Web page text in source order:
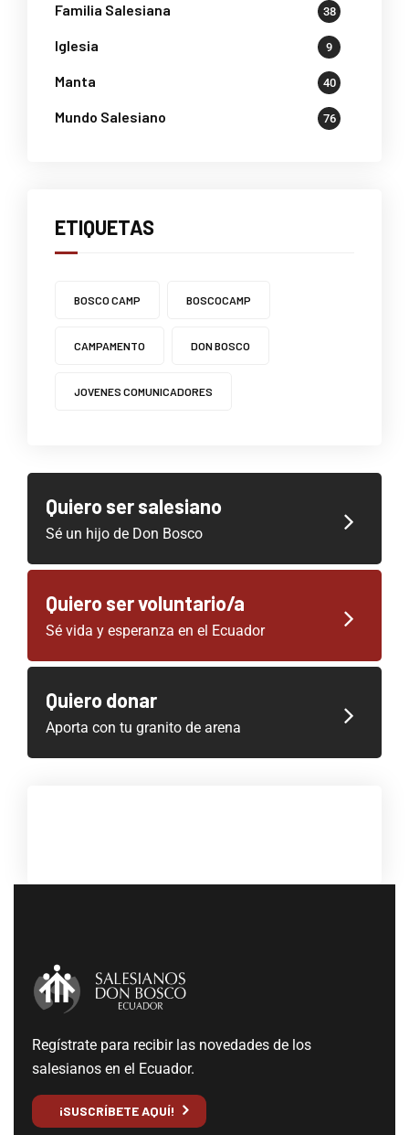
Familia Salesiana 38
Iglesia 9
Manta 40
Mundo Salesiano 76
ETIQUETAS
BOSCO CAMP BOSCOCAMP
CAMPAMENTO DON BOSCO
JOVENES COMUNICADORES
Quiero ser salesiano
Sé un hijo de Don Bosco
Quiero ser voluntario/a
Sé vida y esperanza en el Ecuador
Quiero donar
Aporta con tu granito de arena
Regístrate para recibir las novedades de los
salesianos en el Ecuador.
¡SUSCRÍBETE AQUÍ!